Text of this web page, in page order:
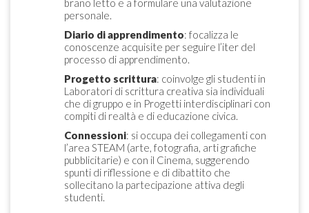
brano letto e a formulare una valutazione
personale.
Diario di apprendimento: focalizza le
conoscenze acquisite per seguire l’iter del
processo di apprendimento.
Progetto scrittura: coinvolge gli studenti in
Laboratori di scrittura creativa sia individuali
che di gruppo e in Progetti interdisciplinari con
compiti di realtà e di educazione civica.
Connessioni: si occupa dei collegamenti con
l’area STEAM (arte, fotografia, arti grafiche
pubblicitarie) e con il Cinema, suggerendo
spunti di riflessione e di dibattito che
sollecitano la partecipazione attiva degli
studenti.